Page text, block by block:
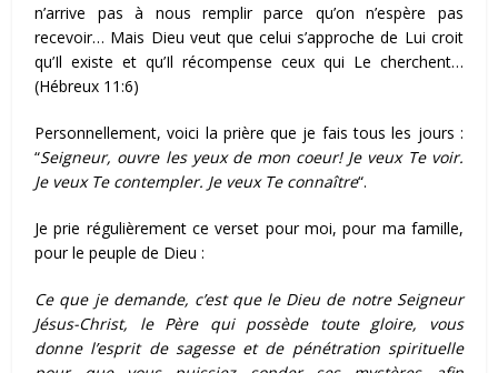
n’arrive pas à nous remplir parce qu’on n’espère pas
recevoir… Mais Dieu veut que celui s’approche de Lui croit
qu’Il existe et qu’Il récompense ceux qui Le cherchent…
(Hébreux 11:6)
Personnellement, voici la prière que je fais tous les jours :
“Seigneur, ouvre les yeux de mon coeur! Je veux Te voir.
Je veux Te contempler. Je veux Te connaître“.
Je prie régulièrement ce verset pour moi, pour ma famille,
pour le peuple de Dieu :
Ce que je demande, c’est que le Dieu de notre Seigneur
Jésus-Christ, le Père qui possède toute gloire, vous
donne l’esprit de sagesse et de pénétration spirituelle